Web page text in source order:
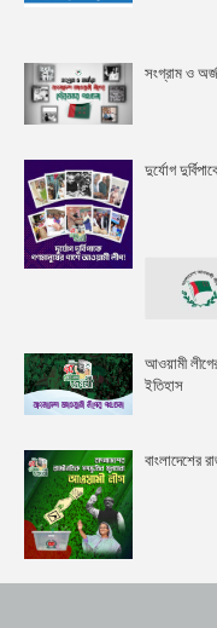
সংগ্রাম ও
দুর্যোগ
আওয়ামী
ইতিহাস
বাংলাদেশের